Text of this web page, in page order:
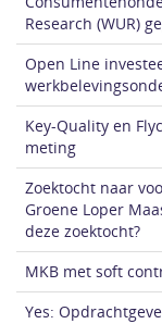
English
Research (WUR)
Open Line
Key-Quality en
meting
Zoektocht naar
Groene Loper
deze zoektocht?
MKB met soft
Yes: